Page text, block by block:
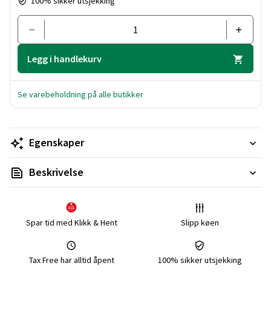
Legg i handlekurv
Se varebeholdning på alle butikker
Egenskaper
Beskrivelse
Spar tid med Klikk & Hent Slipp køen
Tax Free har alltid åpent 100% sikker utsjekking